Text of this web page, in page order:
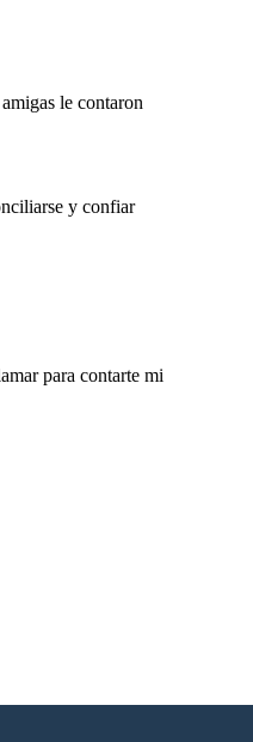
le contaron
y confiar
para contarte mi